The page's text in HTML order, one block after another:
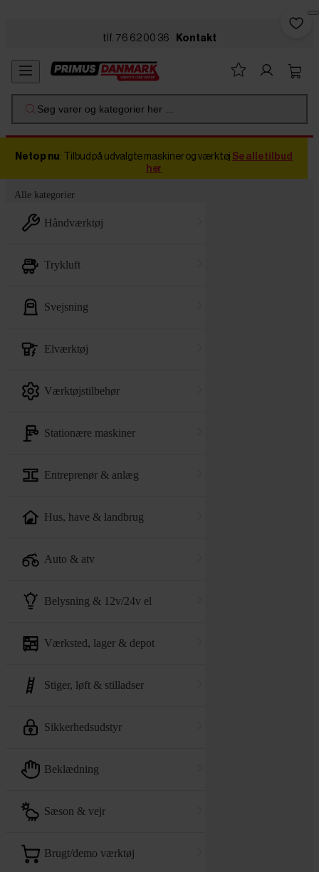
tlf. 76 62 00 36 Kontakt
Søg varer og kategorier her ...
Netop nu: Tilbud på udvalgte maskiner og værktøj Se alle tilbud
her
Alle kategorier
håndværktøj
trykluft
svejsning
elværktøj
værktøjstilbehør
stationære maskiner
entreprenør & anlæg
hus, have & landbrug
auto & atv
belysning & 12v/24v el
værksted, lager & depot
stiger, løft & stilladser
sikkerhedsudstyr
beklædning
sæson & vejr
brugt/demo værktøj